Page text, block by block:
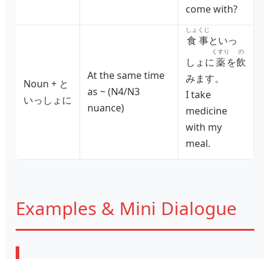
come with?
Noun + と
いっしょに
At the same time
as ~ (N4/N3
nuance)
食事
しょくじ
といっ
しょに薬
くすり
を飲
の
みます。
I take
medicine
with my
meal.
Examples & Mini Dialogue